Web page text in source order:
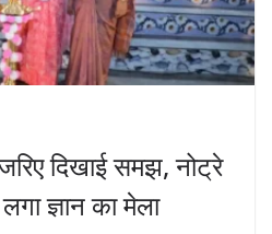
दिखाई समझ, नोट्रे
ज्ञान का मेला